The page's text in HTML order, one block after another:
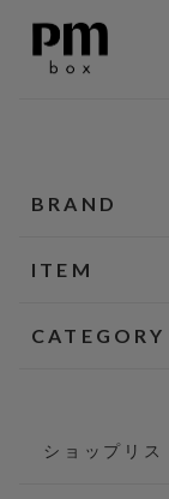
BRAND
ITEM
CATEGORY
ショップリス